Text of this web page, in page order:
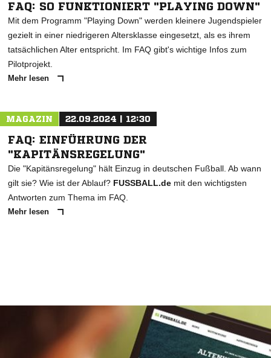
FAQ: SO FUNKTIONIERT "PLAYING DOWN"
Mit dem Programm "Playing Down" werden kleinere Jugendspieler
gezielt in einer niedrigeren Altersklasse eingesetzt, als es ihrem
tatsächlichen Alter entspricht. Im FAQ gibt's wichtige Infos zum
Pilotprojekt.
Mehr lesen
MAGAZIN 22.09.2024 | 12:30
FAQ: EINFÜHRUNG DER
"KAPITÄNSREGELUNG"
Die "Kapitänsregelung" hält Einzug in deutschen Fußball. Ab wann
gilt sie? Wie ist der Ablauf? FUSSBALL.de mit den wichtigsten
Antworten zum Thema im FAQ.
Mehr lesen